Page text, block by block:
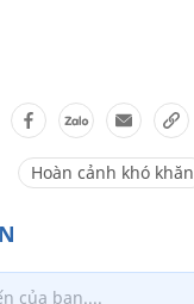
Hoàn cảnh khó khăn